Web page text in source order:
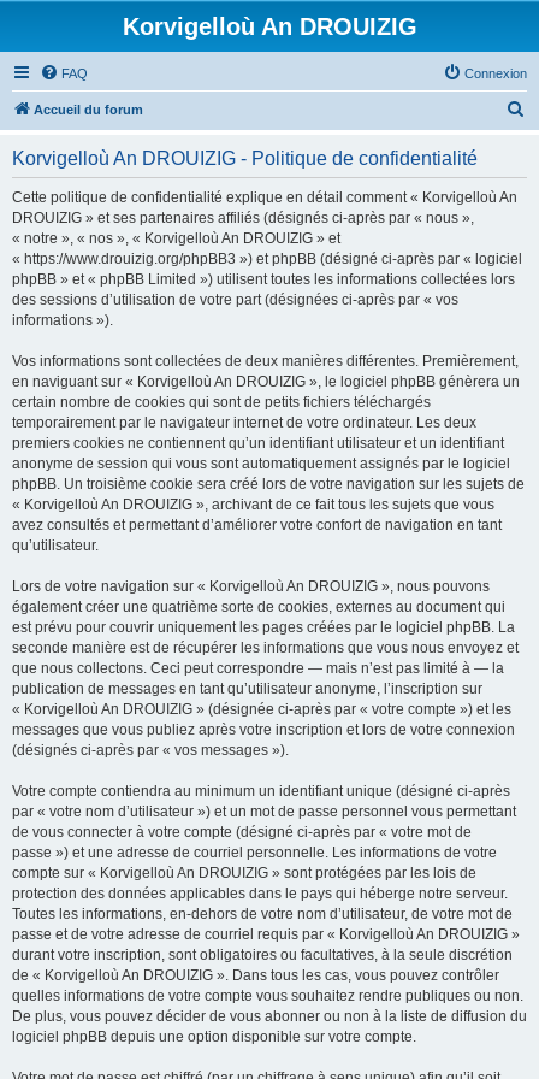
Korvigelloù An DROUIZIG
FAQ Connexion
Accueil du forum
Korvigelloù An DROUIZIG - Politique de confidentialité
Cette politique de confidentialité explique en détail comment « Korvigelloù An
DROUIZIG » et ses partenaires affiliés (désignés ci-après par « nous »,
« notre », « nos », « Korvigelloù An DROUIZIG » et
« https://www.drouizig.org/phpBB3 ») et phpBB (désigné ci-après par « logiciel
phpBB » et « phpBB Limited ») utilisent toutes les informations collectées lors
des sessions d’utilisation de votre part (désignées ci-après par « vos
informations »).
Vos informations sont collectées de deux manières différentes. Premièrement,
en naviguant sur « Korvigelloù An DROUIZIG », le logiciel phpBB génèrera un
certain nombre de cookies qui sont de petits fichiers téléchargés
temporairement par le navigateur internet de votre ordinateur. Les deux
premiers cookies ne contiennent qu’un identifiant utilisateur et un identifiant
anonyme de session qui vous sont automatiquement assignés par le logiciel
phpBB. Un troisième cookie sera créé lors de votre navigation sur les sujets de
« Korvigelloù An DROUIZIG », archivant de ce fait tous les sujets que vous
avez consultés et permettant d’améliorer votre confort de navigation en tant
qu’utilisateur.
Lors de votre navigation sur « Korvigelloù An DROUIZIG », nous pouvons
également créer une quatrième sorte de cookies, externes au document qui
est prévu pour couvrir uniquement les pages créées par le logiciel phpBB. La
seconde manière est de récupérer les informations que vous nous envoyez et
que nous collectons. Ceci peut correspondre — mais n’est pas limité à — la
publication de messages en tant qu’utilisateur anonyme, l’inscription sur
« Korvigelloù An DROUIZIG » (désignée ci-après par « votre compte ») et les
messages que vous publiez après votre inscription et lors de votre connexion
(désignés ci-après par « vos messages »).
Votre compte contiendra au minimum un identifiant unique (désigné ci-après
par « votre nom d’utilisateur ») et un mot de passe personnel vous permettant
de vous connecter à votre compte (désigné ci-après par « votre mot de
passe ») et une adresse de courriel personnelle. Les informations de votre
compte sur « Korvigelloù An DROUIZIG » sont protégées par les lois de
protection des données applicables dans le pays qui héberge notre serveur.
Toutes les informations, en-dehors de votre nom d’utilisateur, de votre mot de
passe et de votre adresse de courriel requis par « Korvigelloù An DROUIZIG »
durant votre inscription, sont obligatoires ou facultatives, à la seule discrétion
de « Korvigelloù An DROUIZIG ». Dans tous les cas, vous pouvez contrôler
quelles informations de votre compte vous souhaitez rendre publiques ou non.
De plus, vous pouvez décider de vous abonner ou non à la liste de diffusion du
logiciel phpBB depuis une option disponible sur votre compte.